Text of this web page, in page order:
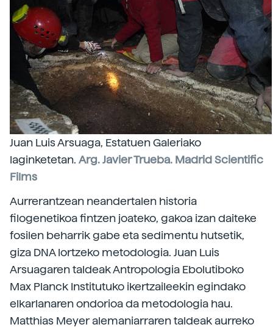
Juan Luis Arsuaga, Estatuen Galeriako
laginketetan. Arg. Javier Trueba. Madrid Scientific
Films
Aurrerantzean neandertalen historia
filogenetikoa fintzen joateko, gakoa izan daiteke
fosilen beharrik gabe eta sedimentu hutsetik,
giza DNA lortzeko metodologia. Juan Luis
Arsuagaren taldeak Antropologia Ebolutiboko
Max Planck Institutuko ikertzaileekin egindako
elkarlanaren ondorioa da metodologia hau.
Matthias Meyer alemaniarraren taldeak aurreko